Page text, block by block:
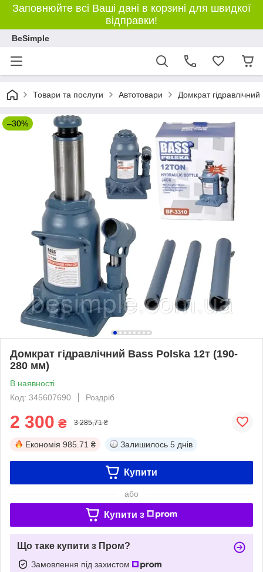
Заповнюйте всі Ваші дані в корзині для швидкої
відправки!
BeSimple
Товари та послуги Автотовари Домкрат
–30%
Домкрат гідравлічний Bass Polska 12т (190-
280 мм)
В наявності
Код: 345607690
Роздріб
2 300 ₴ 3 285,71 ₴
Економія 985.71 ₴ Залишилось 5 днів
Купити
або
Купити з
Що таке купити з Пром?
Замовлення під захистом